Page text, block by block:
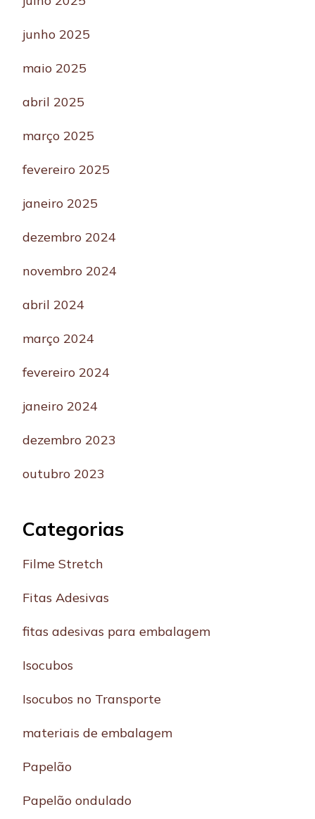
junho 2025
maio 2025
abril 2025
março 2025
fevereiro 2025
janeiro 2025
dezembro 2024
novembro 2024
abril 2024
março 2024
fevereiro 2024
janeiro 2024
dezembro 2023
outubro 2023
Categorias
Filme Stretch
Fitas Adesivas
fitas adesivas para embalagem
Isocubos
Isocubos no Transporte
materiais de embalagem
Papelão
Papelão ondulado